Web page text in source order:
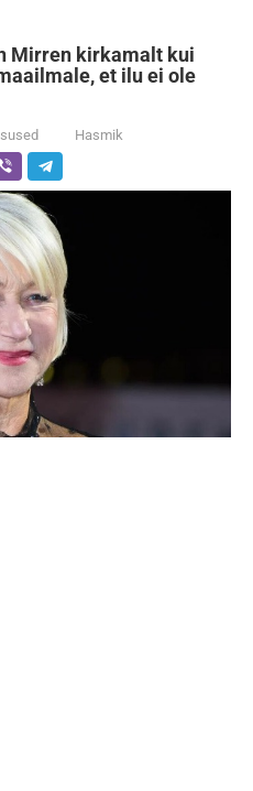
Mirren kirkamalt kui
et ilu ei ole
Hasmik